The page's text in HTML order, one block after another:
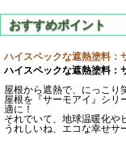
ハイスペックな遮熱塗料：
ハイスペックな遮熱塗料：
屋根から遮熱で、にっこり
屋根を『サーモアイ』シリ
適に！
それでいて、地球温暖化や
うれしいね、エコな幸せサ